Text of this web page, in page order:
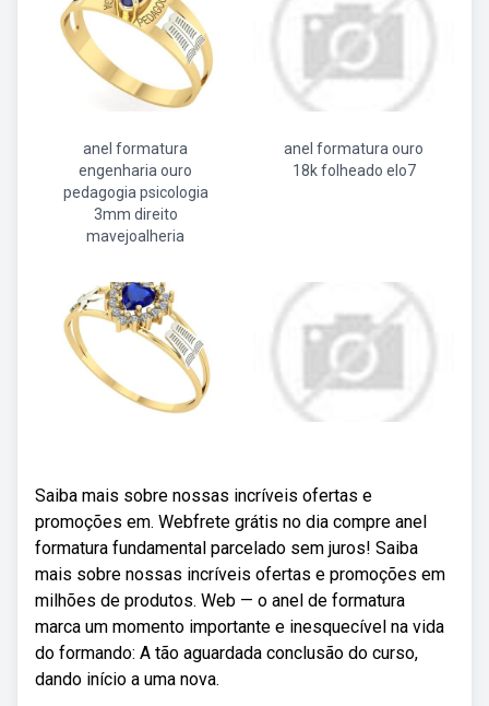
anel formatura
engenharia ouro
pedagogia psicologia
3mm direito
mavejoalheria
anel formatura ouro
18k folheado elo7
Saiba mais sobre nossas incríveis ofertas e
promoções em. Webfrete grátis no dia compre anel
formatura fundamental parcelado sem juros! Saiba
mais sobre nossas incríveis ofertas e promoções em
milhões de produtos. Web — o anel de formatura
marca um momento importante e inesquecível na vida
do formando: A tão aguardada conclusão do curso,
dando início a uma nova.